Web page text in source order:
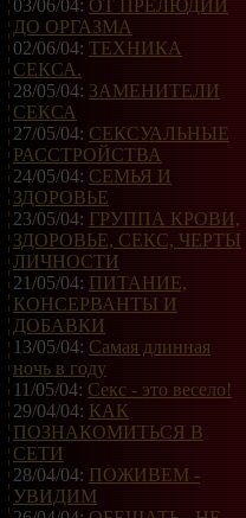
03/06/04: ОТ ПРЕЛЮДИИ
ДО ОРГАЗМА
02/06/04: ТЕХНИКА
СЕКСА.
28/05/04: ЗАМЕНИТЕЛИ
СЕКСА
27/05/04: СЕКСУАЛЬНЫЕ
РАССТРОЙСТВА
24/05/04: СЕМЬЯ И
ЗДОРОВЬЕ
23/05/04: ГРУППА КРОВИ,
ЗДОРОВЬЕ, СЕКС, ЧЕРТЫ
ЛИЧНОСТИ
21/05/04: ПИТАНИЕ,
КОНСЕРВАНТЫ И
ДОБАВКИ
13/05/04: Самая длинная
ночь в году
11/05/04: Секс - это весело!
29/04/04: КАК
ПОЗНАКОМИТЬСЯ В
СЕТИ
28/04/04: ПОЖИВЕМ -
УВИДИМ